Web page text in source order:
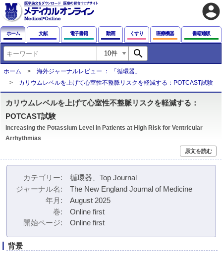
account_circle
ホーム 文献 電子書籍 動画 くすり 医療機器 書籍通販
search
ホーム
海外ジャーナルレビュー ： 「循環器」
カリウムレベルを上げて心室性不整脈リスクを軽減する：POTCAST試験
カリウムレベルを上げて心室性不整脈リスクを軽減する：
POTCAST試験
Increasing the Potassium Level in Patients at High Risk for Ventricular
Arrhythmias
原文を読む
カテゴリー
循環器、Top Journal
ジャーナル名
The New England Journal of Medicine
年月
August 2025
巻
Online first
開始ページ
Online first
背景